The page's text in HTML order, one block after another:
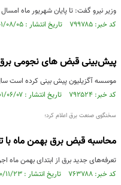
وزیر نیرو گفت: تا پایان شهریور ماه امسال ۵۶ میلیون قبض صادر شد که از این تعداد ۲۲ میلیون قبض شامل پاداش مصرف شدند.
کد خبر: ۷۹۹۷۸۵ تاریخ انتشار : ۱۴۰۱/۰۸/۰۵
پیش‌بینی قبض های نجومی برق
موسسه آگزیلیون پیش بینی کرده است سال آینده متوسط قیمت
کد خبر: ۷۹۲۵۲۴ تاریخ انتشار : ۱۴۰۱/۰۶/۰۷
سخنگوی صنعت برق اعلام کرد؛
محاسبه قبض برق بهمن ماه با
تعرفه‌های جدید برق از ابتدای بهمن ماه
کد خبر: ۷۶۳۷۸۸ تاریخ انتشار : ۱۴۰۰/۱۱/۲۳